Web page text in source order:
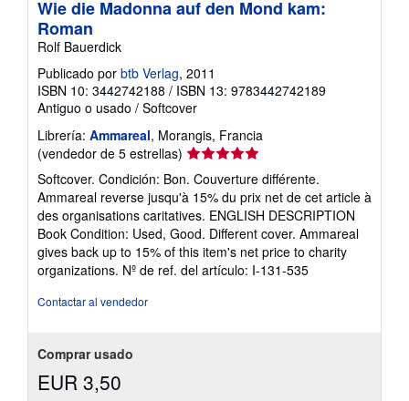
Wie die Madonna auf den Mond kam:
Roman
Rolf Bauerdick
Publicado por btb Verlag, 2011
ISBN 10: 3442742188 / ISBN 13: 9783442742189
Antiguo o usado / Softcover
Librería: Ammareal, Morangis, Francia
(vendedor de 5 estrellas) Calificación
del
vendedor:
5
de
5
estrellas
Softcover. Condición: Bon. Couverture différente.
Ammareal reverse jusqu'à 15% du prix net de cet article à
des organisations caritatives. ENGLISH DESCRIPTION
Book Condition: Used, Good. Different cover. Ammareal
gives back up to 15% of this item's net price to charity
organizations. Nº de ref. del artículo: I-131-535
Contactar al vendedor
Comprar usado
EUR 3,50